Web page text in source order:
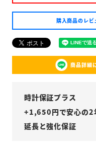
購入商品のレ
商品詳細
時計保証プラス
+1,650円で安心の2
延長と強化保証